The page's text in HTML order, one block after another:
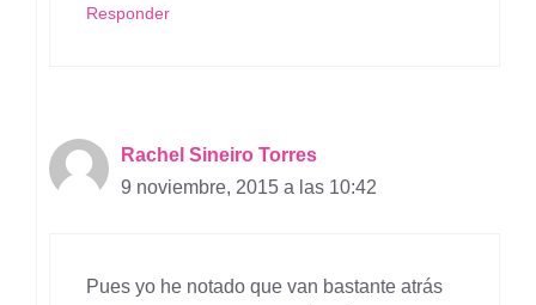
Responder
Rachel Sineiro Torres
9 noviembre, 2015 a las 10:42
Pues yo he notado que van bastante atrás